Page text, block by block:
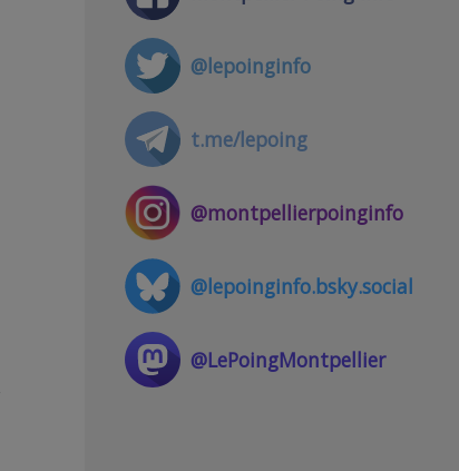
@lepoinginfo
t.me/lepoing
@montpellierpoinginfo
@lepoinginfo.bsky.social
@LePoingMontpellier